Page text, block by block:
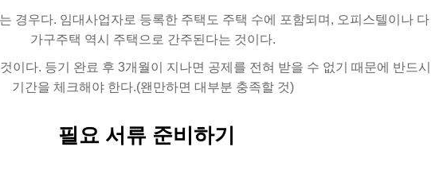
경우다. 임대사업자로 등록한 주택도 주택 수에 포함되며, 오피스텔이나 다
가구주택 역시 주택으로 간주된다는 것이다.
이다. 등기 완료 후 3개월이 지나면 공제를 전혀 받을 수 없기 때문에 반드시
기간을 체크해야 한다.(왠만하면 대부분 충족할 것)
필요 서류 준비하기